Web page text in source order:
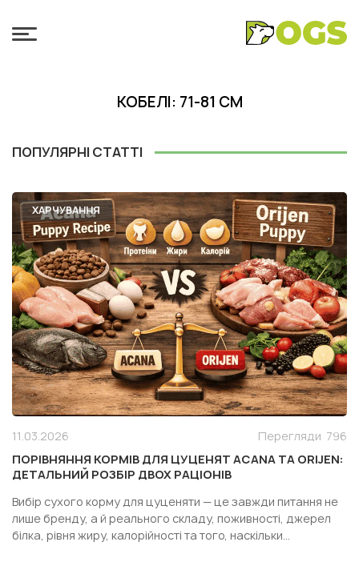
КОБЕЛІ: 71-81 СМ
ПОПУЛЯРНІ СТАТТІ
ХАРЧУВАННЯ
11.03.2026 Перегляди 796
ПОРІВНЯННЯ КОРМІВ ДЛЯ ЦУЦЕНЯТ ACANA ТА ORIJEN:
ДЕТАЛЬНИЙ РОЗБІР ДВОХ РАЦІОНІВ
Вибір сухого корму для цуценяти — це завжди питання не
лише бренду, а й реального складу, поживності, джерел
білка, рівня жиру, калорійності та того, наскільки